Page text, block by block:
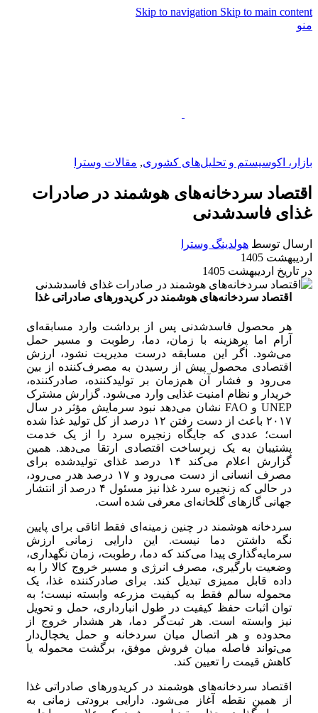
Skip to navigation Skip to main content
منو
بازار، اکوسیستم و تحلیل‌های کشوری, مقالات وسترا
اقتصاد سردخانه‌های هوشمند در صادرات
غذای فاسدشدنی
ارسال توسط هولدینگ وسترا
اردیبهشت 1405
در تاریخ اردیبهشت 1405
اقتصاد سردخانه‌های هوشمند در کریدورهای صادراتی غذا
هر محصول فاسدشدنی پس از برداشت وارد مسابقه‌ای
آرام اما پرهزینه با زمان، دما، رطوبت و مسیر حمل
می‌شود. اگر این مسابقه درست مدیریت نشود، ارزش
اقتصادی محصول پیش از رسیدن به مصرف‌کننده از بین
می‌رود و فشار آن هم‌زمان بر تولیدکننده، صادرکننده،
خریدار و نظام امنیت غذایی وارد می‌شود. گزارش مشترک
UNEP و FAO نشان می‌دهد نبود سرمایش مؤثر در سال
۲۰۱۷ باعث از دست رفتن ۱۲ درصد از کل تولید غذا شده
است؛ عددی که جایگاه زنجیره سرد را از یک خدمت
پشتیبان به یک زیرساخت اقتصادی ارتقا می‌دهد. همین
گزارش اعلام می‌کند ۱۴ درصد غذای تولیدشده برای
مصرف انسانی از دست می‌رود و ۱۷ درصد هدر می‌رود،
در حالی که زنجیره سرد غذا نیز مسئول ۴ درصد از انتشار
جهانی گازهای گلخانه‌ای معرفی شده است.
سردخانه هوشمند در چنین زمینه‌ای فقط اتاقی برای پایین
نگه داشتن دما نیست. این دارایی زمانی ارزش
سرمایه‌گذاری پیدا می‌کند که دما، رطوبت، زمان نگهداری،
وضعیت بارگیری، مصرف انرژی و مسیر خروج کالا را به
داده قابل ممیزی تبدیل کند. برای صادرکننده غذا، یک
محموله سالم فقط به کیفیت مزرعه وابسته نیست؛ به
توان اثبات حفظ کیفیت در طول انبارداری، حمل و تحویل
نیز وابسته است. هر ثبت‌گر دما، هر هشدار خروج از
محدوده و هر اتصال میان سردخانه و حمل یخچال‌دار
می‌تواند فاصله میان فروش موفق، برگشت محموله یا
کاهش قیمت را تعیین کند.
اقتصاد سردخانه‌های هوشمند در کریدورهای صادراتی غذا
از همین نقطه آغاز می‌شود. دارایی برودتی زمانی به